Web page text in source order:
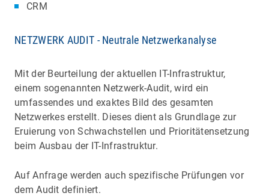
CRM
NETZWERK AUDIT - Neutrale Netzwerkanalyse
Mit der Beurteilung der aktuellen IT-Infrastruktur,
einem sogenannten Netzwerk-Audit, wird ein
umfassendes und exaktes Bild des gesamten
Netzwerkes erstellt. Dieses dient als Grundlage zur
Eruierung von Schwachstellen und Prioritätensetzung
beim Ausbau der IT-Infrastruktur.
Auf Anfrage werden auch spezifische Prüfungen vor
dem Audit definiert.